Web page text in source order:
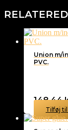
Union m/
PVC.
148,44
Tilføj